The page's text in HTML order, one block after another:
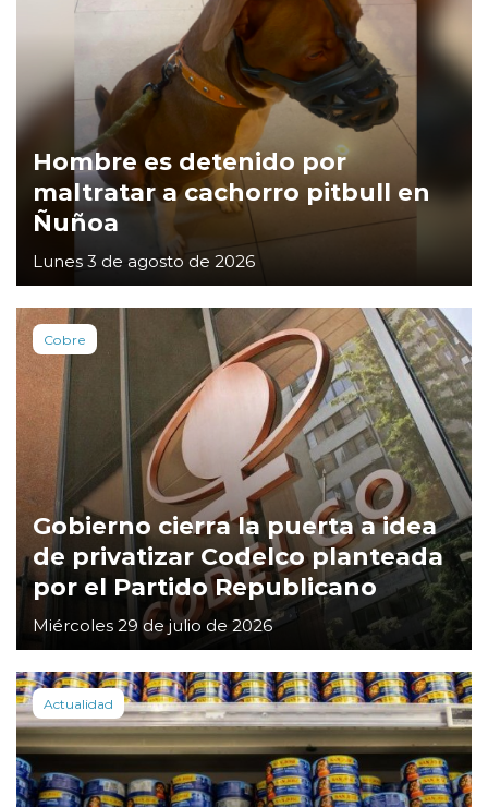
Hombre es detenido por
maltratar a cachorro pitbull en
Ñuñoa
Lunes 3 de agosto de 2026
Cobre
Gobierno cierra la puerta a idea
de privatizar Codelco planteada
por el Partido Republicano
Miércoles 29 de julio de 2026
Actualidad